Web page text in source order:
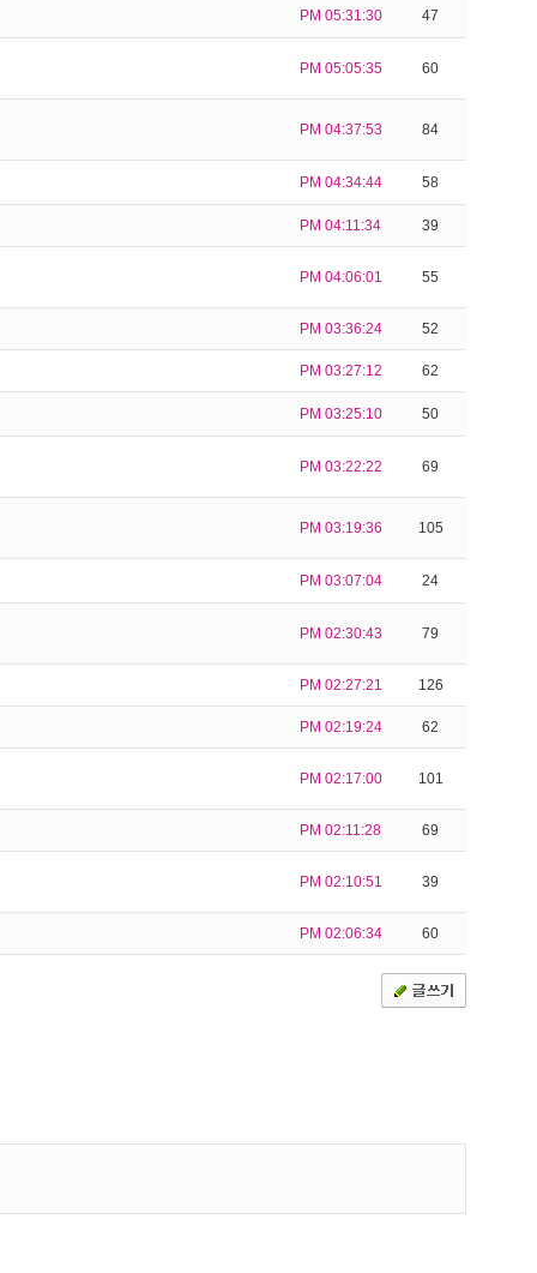
PM 05:31:30 47
PM 05:05:35 60
PM 04:37:53 84
PM 04:34:44 58
PM 04:11:34 39
PM 04:06:01 55
PM 03:36:24 52
PM 03:27:12 62
PM 03:25:10 50
PM 03:22:22 69
PM 03:19:36 105
PM 03:07:04 24
PM 02:30:43 79
PM 02:27:21 126
PM 02:19:24 62
PM 02:17:00 101
PM 02:11:28 69
PM 02:10:51 39
PM 02:06:34 60